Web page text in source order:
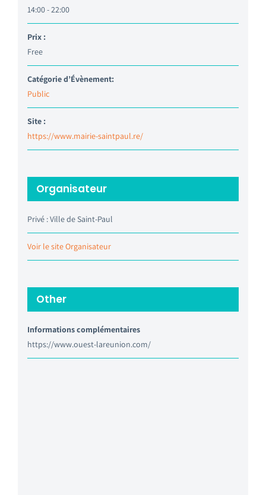
14:00 - 22:00
Prix :
Free
Catégorie d’Évènement:
Public
Site :
https://www.mairie-saintpaul.re/
Organisateur
Privé : Ville de Saint-Paul
Voir le site Organisateur
Other
Informations complémentaires
https://www.ouest-lareunion.com/